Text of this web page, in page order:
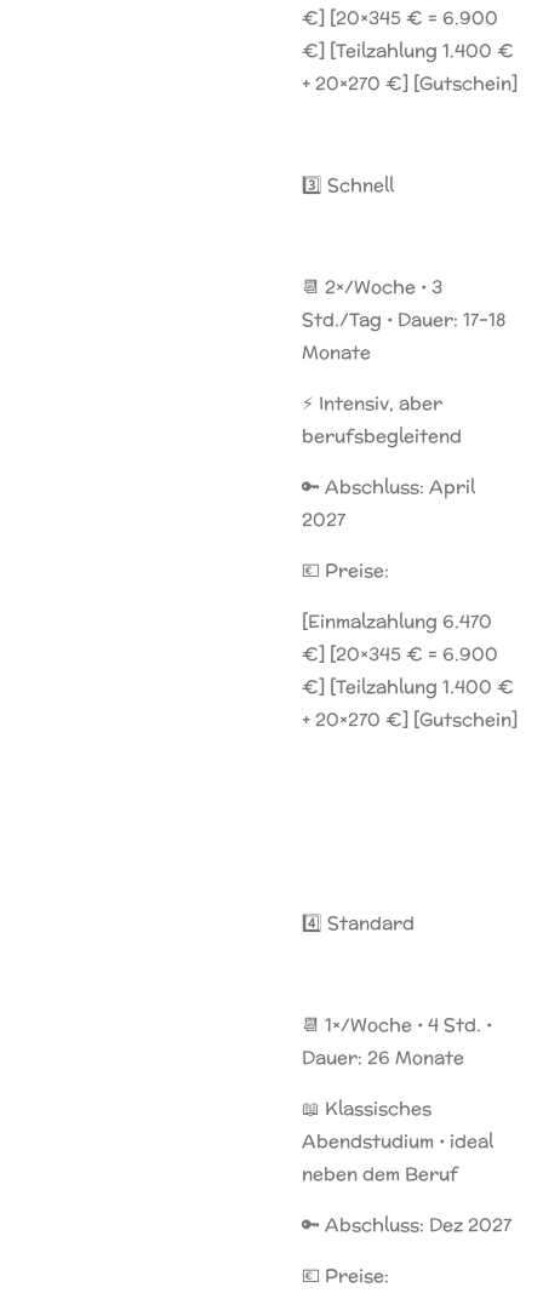
€] [20×345 € = 6.900
€] [Teilzahlung 1.400 €
+ 20×270 €] [Gutschein]
3️⃣ Schnell
📆 2×/Woche • 3
Std./Tag • Dauer: 17–18
Monate
⚡ Intensiv, aber
berufsbegleitend
🔑 Abschluss: April
2027
💶 Preise:
[Einmalzahlung 6.470
€] [20×345 € = 6.900
€] [Teilzahlung 1.400 €
+ 20×270 €] [Gutschein]
4️⃣ Standard
📆 1×/Woche • 4 Std. •
Dauer: 26 Monate
📖 Klassisches
Abendstudium • ideal
neben dem Beruf
🔑 Abschluss: Dez 2027
💶 Preise: